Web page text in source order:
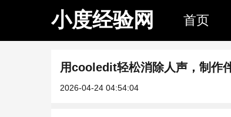
小度经验网 首页
用cooledit轻松消除人声，制作
2026-04-24 04:54:04